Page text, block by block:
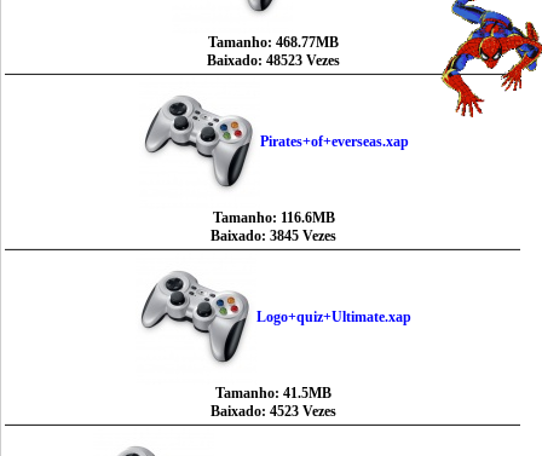
Tamanho: 468.77MB
Baixado: 48523 Vezes
Pirates+of+everseas.xap
Tamanho: 116.6MB
Baixado: 3845 Vezes
Logo+quiz+Ultimate.xap
Tamanho: 41.5MB
Baixado: 4523 Vezes